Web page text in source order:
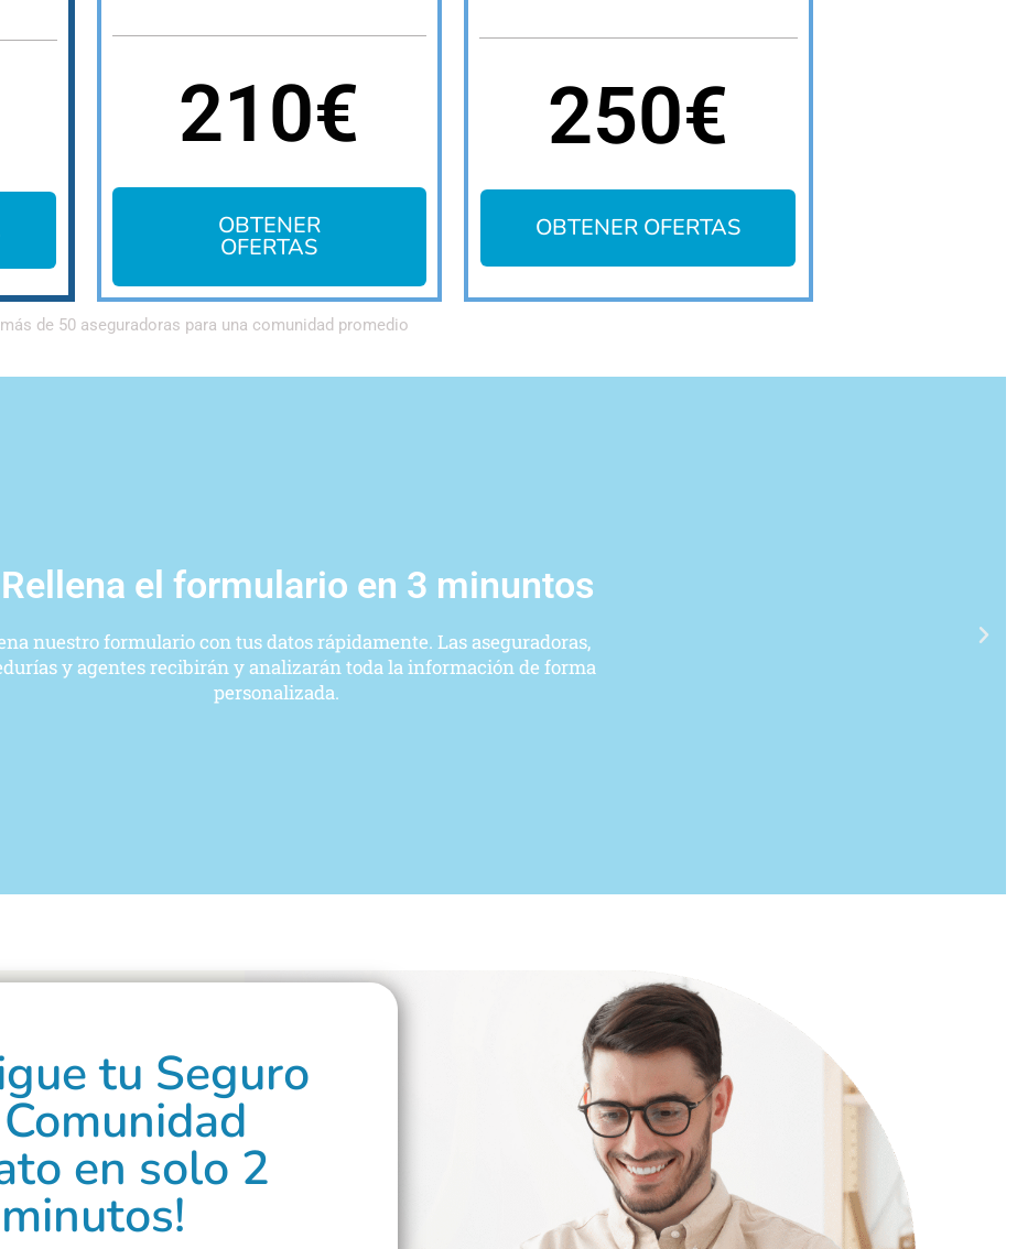
210€
OBTENER
OFERTAS
250€
OBTENER OFERTAS
de 50 aseguradoras para una comunidad promedio
el formulario en 3 minuntos
nuestro formulario con tus datos rápidamente. Las aseguradoras,
y agentes recibirán y analizarán toda la información de forma
personalizada.
tu Seguro
en solo 2
minutos!